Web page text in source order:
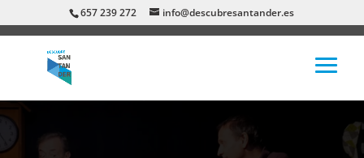
657 239 272 info@descubresantander.es